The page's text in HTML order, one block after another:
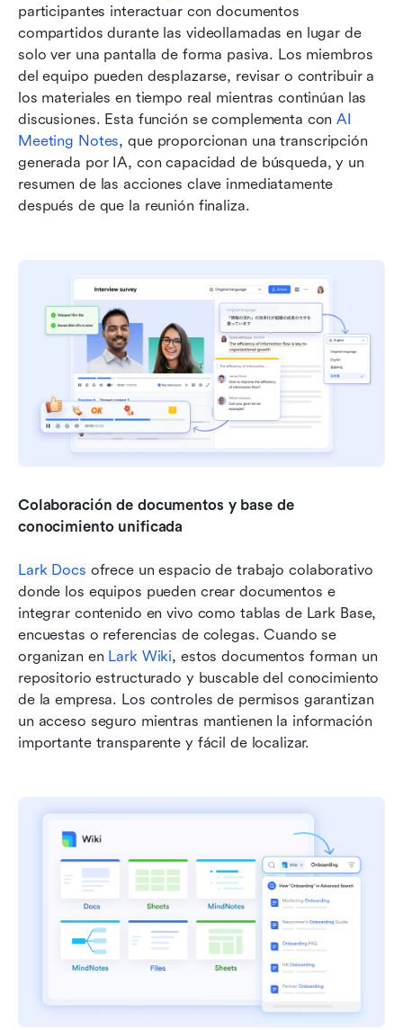
participantes interactuar con documentos
compartidos durante las videollamadas en lugar de
solo ver una pantalla de forma pasiva. Los miembros
del equipo pueden desplazarse, revisar o contribuir a
los materiales en tiempo real mientras continúan las
discusiones. Esta función se complementa con AI
Meeting Notes, que proporcionan una transcripción
generada por IA, con capacidad de búsqueda, y un
resumen de las acciones clave inmediatamente
después de que la reunión finaliza.
Colaboración de documentos y base de
conocimiento unificada
Lark Docs ofrece un espacio de trabajo colaborativo
donde los equipos pueden crear documentos e
integrar contenido en vivo como tablas de Lark Base,
encuestas o referencias de colegas. Cuando se
organizan en Lark Wiki, estos documentos forman un
repositorio estructurado y buscable del conocimiento
de la empresa. Los controles de permisos garantizan
un acceso seguro mientras mantienen la información
importante transparente y fácil de localizar.